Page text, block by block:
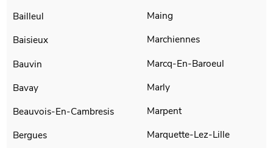
Bailleul
Baisieux
Bauvin
Bavay
Beauvois-En-Cambresis
Bergues
Maing
Marchiennes
Marcq-En-Baroeul
Marly
Marpent
Marquette-Lez-Lille